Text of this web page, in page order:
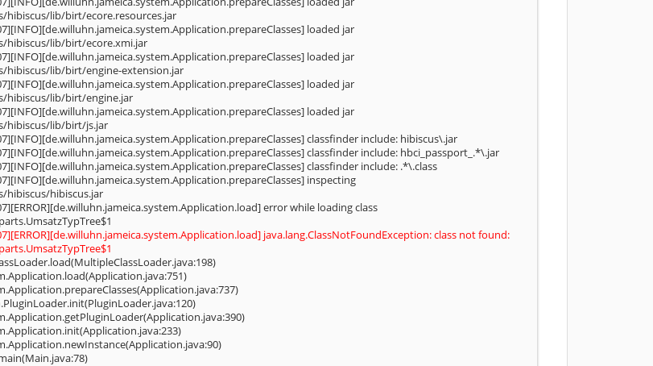
hibiscus/lib/birt/ecore.resources.jar
loaded jar
hibiscus/lib/birt/ecore.xmi.jar
loaded jar
hibiscus/lib/birt/engine-extension.jar
loaded jar
hibiscus/lib/birt/engine.jar
loaded jar
hibiscus/lib/birt/js.jar
classfinder include: hibiscus\.jar
classfinder include: hbci_passport_.*\.jar
classfinder include: .*\.class
inspecting
hibiscus/hibiscus.jar
error while loading class
java.lang.ClassNotFoundException: class not found: